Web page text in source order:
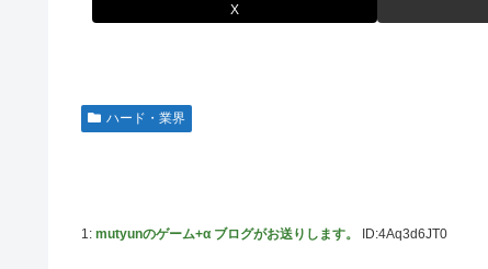
New! 【虹ヶ咲】「夏はせつ泣き」がキャッチコピーの
New! 【日向坂46】Zepp Osaka、客席が想像以上にヤバ
New! 海外「日本なんて行くんじゃなかった…」 日本を
【九州名物】鶏刺し食べた医師、全身麻痺へ…「死んだほ
X
ハード・業界
1: mutyunのゲーム+α ブログがお送りします。 ID:4Aq3d6JT0